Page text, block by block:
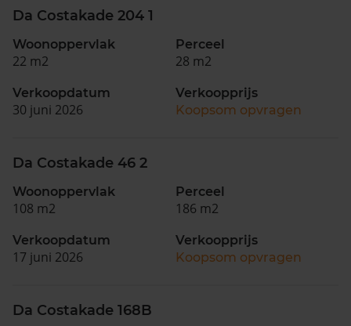
Da Costakade 204 1
Woonoppervlak
22 m2
Perceel
28 m2
Verkoopdatum
30 juni 2026
Verkoopprijs
Koopsom opvragen
Da Costakade 46 2
Woonoppervlak
108 m2
Perceel
186 m2
Verkoopdatum
17 juni 2026
Verkoopprijs
Koopsom opvragen
Da Costakade 168B